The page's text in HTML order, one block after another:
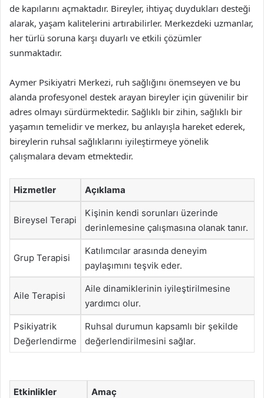
de kapılarını açmaktadır. Bireyler, ihtiyaç duydukları desteği
alarak, yaşam kalitelerini artırabilirler. Merkezdeki uzmanlar,
her türlü soruna karşı duyarlı ve etkili çözümler
sunmaktadır.
Aymer Psikiyatri Merkezi, ruh sağlığını önemseyen ve bu
alanda profesyonel destek arayan bireyler için güvenilir bir
adres olmayı sürdürmektedir. Sağlıklı bir zihin, sağlıklı bir
yaşamın temelidir ve merkez, bu anlayışla hareket ederek,
bireylerin ruhsal sağlıklarını iyileştirmeye yönelik
çalışmalara devam etmektedir.
Hizmetler Açıklama
Bireysel Terapi
Kişinin kendi sorunları üzerinde
derinlemesine çalışmasına olanak tanır.
Grup Terapisi
Katılımcılar arasında deneyim
paylaşımını teşvik eder.
Aile Terapisi
Aile dinamiklerinin iyileştirilmesine
yardımcı olur.
Psikiyatrik
Değerlendirme
Ruhsal durumun kapsamlı bir şekilde
değerlendirilmesini sağlar.
Etkinlikler Amaç